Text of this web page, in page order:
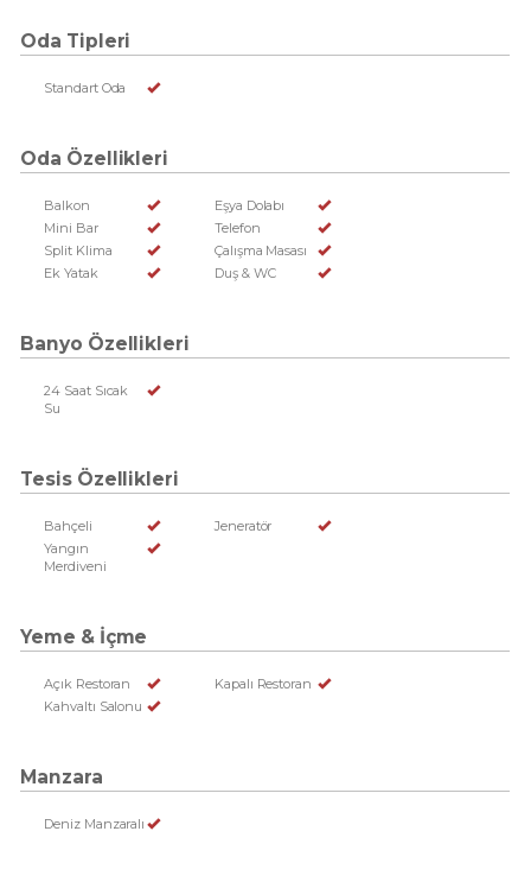
Oda Tipleri
Standart Oda
Oda Özellikleri
Balkon
Eşya Dolabı
Mini Bar
Telefon
Split Klima
Çalışma Masası
Ek Yatak
Duş & WC
Banyo Özellikleri
24 Saat Sıcak
Su
Tesis Özellikleri
Bahçeli
Jeneratör
Yangın
Merdiveni
Yeme & İçme
Açık Restoran
Kapalı Restoran
Kahvaltı Salonu
Manzara
Deniz Manzaralı